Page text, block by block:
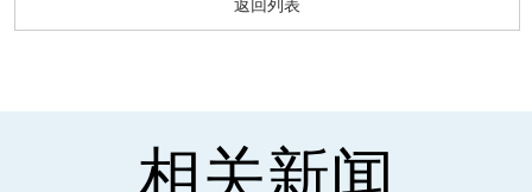
返回列表
相关新闻